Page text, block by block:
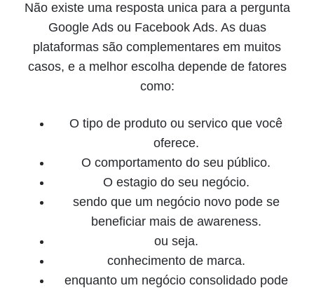
Não existe uma resposta unica para a pergunta
Google Ads ou Facebook Ads. As duas
plataformas são complementares em muitos
casos, e a melhor escolha depende de fatores
como:
O tipo de produto ou servico que você
oferece.
O comportamento do seu público.
O estagio do seu negócio.
sendo que um negócio novo pode se
beneficiar mais de awareness.
ou seja.
conhecimento de marca.
enquanto um negócio consolidado pode